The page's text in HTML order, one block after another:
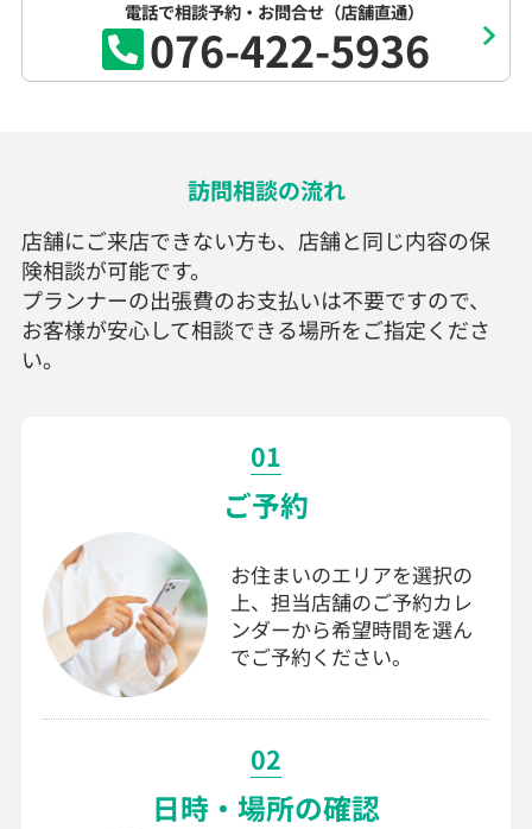
電話で相談予約・お問合せ（店舗直通）
076-422-5936
訪問相談の流れ
店舗にご来店できない方も、店舗と同じ内容の保
険相談が可能です。
プランナーの出張費のお支払いは不要ですので、
お客様が安心して相談できる場所をご指定くださ
い。
01
ご予約
お住まいのエリアを選択の
上、担当店舗のご予約カレ
ンダーから希望時間を選ん
でご予約ください。
02
日時・場所の確認